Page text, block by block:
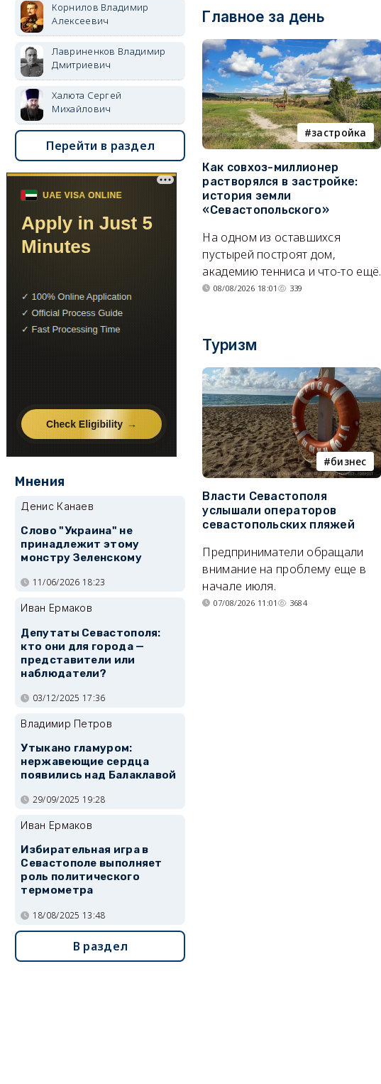
Главное за день
застройка
Как совхоз-миллионер
растворялся в застройке:
история земли
«Севастопольского»
На одном из оставшихся
пустырей построят дом,
академию тенниса и что-то ещё.
08/08/2026 18:01 339
Туризм
бизнес
Власти Севастополя
услышали операторов
севастопольских пляжей
Предприниматели обращали
внимание на проблему еще в
начале июля.
07/08/2026 11:01 3684
Корнилов Владимир
Алексеевич
Лавриненков Владимир
Дмитриевич
Халюта Сергей
Михайлович
Перейти в раздел
Мнения
Денис Канаев
Слово "Украина" не
принадлежит этому
монстру Зеленскому
11/06/2026 18:23
Иван Ермаков
Депутаты Севастополя:
кто они для города —
представители или
наблюдатели?
03/12/2025 17:36
Владимир Петров
Утыкано гламуром:
нержавеющие сердца
появились над Балаклавой
29/09/2025 19:28
Иван Ермаков
Избирательная игра в
Севастополе выполняет
роль политического
термометра
18/08/2025 13:48
В раздел